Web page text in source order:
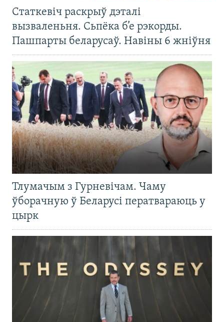
Статкевіч раскрыў дэталі
вызваленьня. Сьпёка б’е рэкорды.
Пашпарты беларусаў. Навіны 6 жніўня
Тлумачым з Гурневічам. Чаму
ўборачную ў Беларусі ператвараюць у
цырк